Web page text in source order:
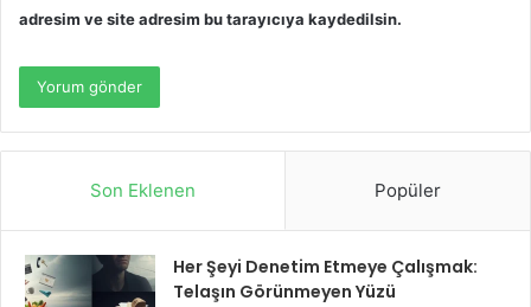
adresim ve site adresim bu tarayıcıya kaydedilsin.
Son Eklenen Popüler
Her Şeyi Denetim Etmeye Çalışmak:
Telaşın Görünmeyen Yüzü